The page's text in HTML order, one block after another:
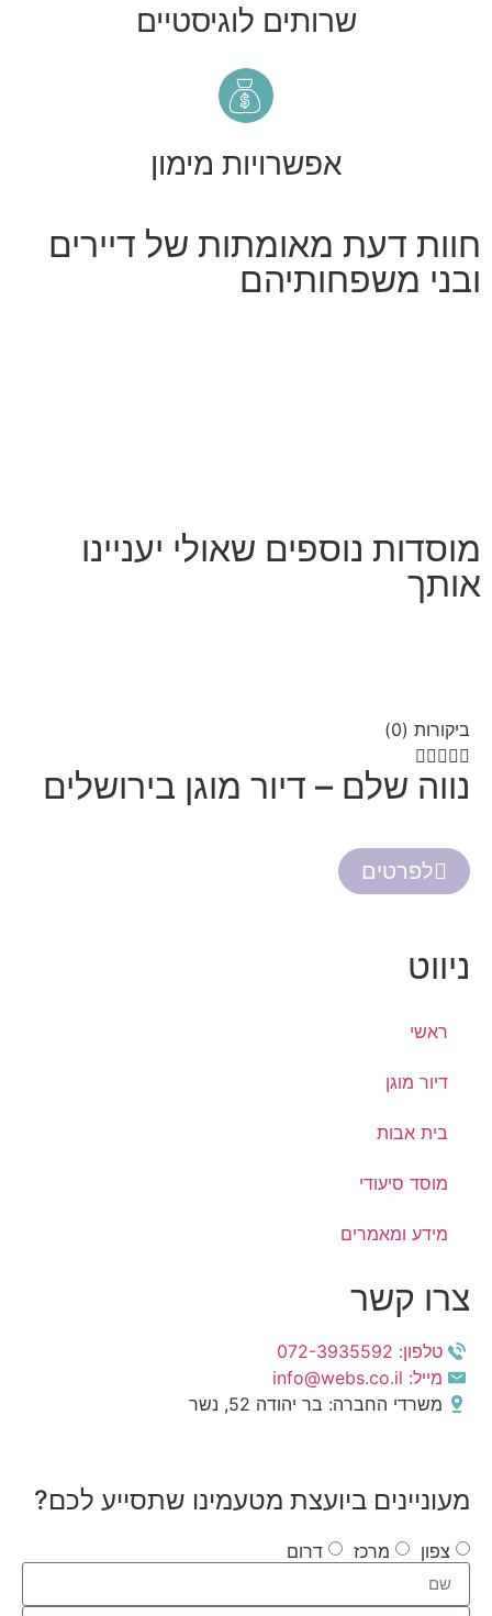
שרותים לוגיסטיים
אפשרויות מימון
חוות דעת מאומתות של דיירים
ובני משפחותיהם
מוסדות נוספים שאולי יעניינו
אותך
ביקורות (0)

נווה שלם – דיור מוגן בירושלים
לפרטים
ניווט
ראשי
דיור מוגן
בית אבות
מוסד סיעודי
מידע ומאמרים
צרו קשר
טלפון: 072-3935592
מייל: info@webs.co.il
משרדי החברה: בר יהודה 52, נשר
מעוניינים ביועצת מטעמינו שתסייע לכם?
צפון מרכז דרום